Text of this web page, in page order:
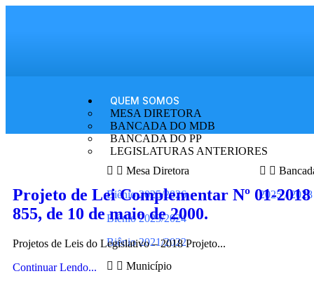
QUEM SOMOS
MESA DIRETORA
BANCADA DO MDB
BANCADA DO PP
LEGISLATURAS ANTERIORES
Mesa Diretora
Biênio 2025/2026
Biênio 2023/2024
Biênio 2021/2022
Município
2025 / 2028
Projeto de Lei Complementar Nº 01-
855, de 10 de maio de 2000.
Projetos de Leis do Legislativo – 2018 Projeto...
Continuar Lendo...